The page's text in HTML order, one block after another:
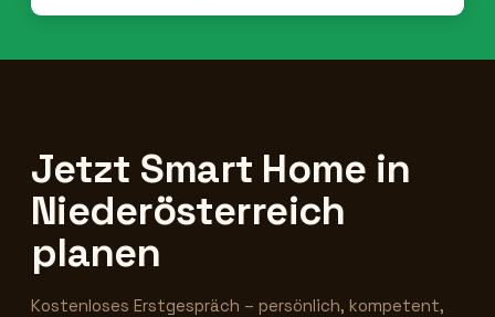
Jetzt Smart Home in
Niederösterreich
planen
Kostenloses Erstgespräch – persönlich, kompetent,